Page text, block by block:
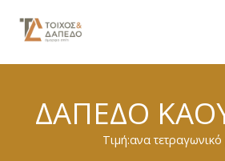
περιεχόμενο
ΔΑΠΕΔΟ
Τιμή:ανα τετραγωνικό